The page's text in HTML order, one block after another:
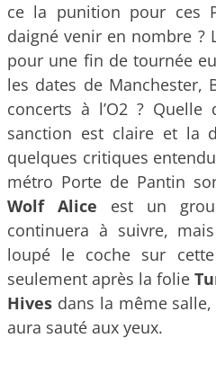
ce la punition pour ces
daigné venir en nombre ?
pour une fin de tournée
les dates de Manchester,
concerts à l’O2 ?
sanction est claire et la
quelques critiques
métro Porte de Pantin
Wolf Alice est un
continuera à suivre,
loupé le coche sur
seulement après la folie
Hives dans la même
aura sauté aux yeux.